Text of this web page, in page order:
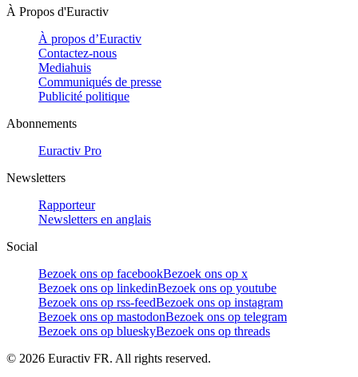
À Propos d'Euractiv
À propos d’Euractiv
Contactez-nous
Mediahuis
Communiqués de presse
Publicité politique
Abonnements
Euractiv Pro
Newsletters
Rapporteur
Newsletters en anglais
Social
Bezoek ons op facebookBezoek ons op x
Bezoek ons op linkedinBezoek ons op youtube
Bezoek ons op rss-feedBezoek ons op instagram
Bezoek ons op mastodonBezoek ons op telegram
Bezoek ons op blueskyBezoek ons op threads
© 2026 Euractiv FR. All rights reserved.